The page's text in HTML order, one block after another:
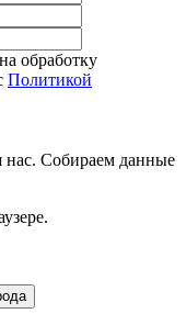
обработку
Политикой
нас. Собираем данные